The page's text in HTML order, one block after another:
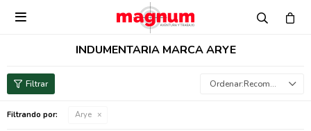

INDUMENTARIA MARCA ARYE
Recomendados
Filtrando por: Arye